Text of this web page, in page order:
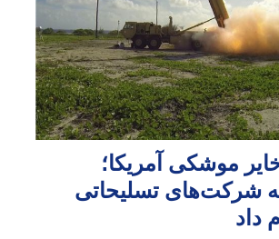
موشکی آمریکا؛
به شرکت‌های تسلیحاتی
داد